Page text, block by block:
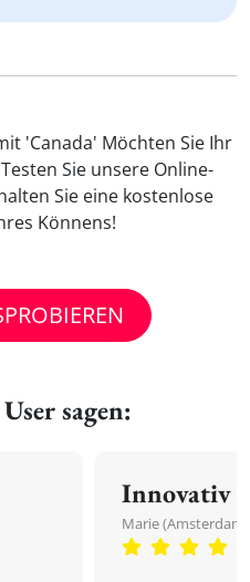
'Canada' Möchten Sie Ihr
Sie unsere Online-
Sie eine kostenlose
Könnens!
sagen:
Innovativ
Marie